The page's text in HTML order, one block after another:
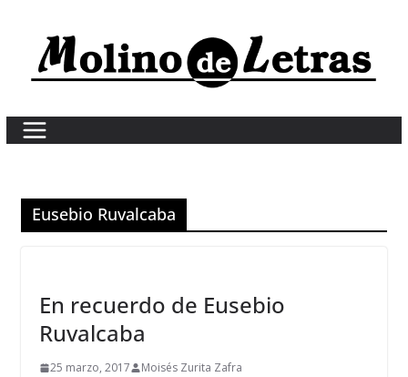
content
Eusebio Ruvalcaba
En recuerdo de Eusebio
Ruvalcaba
25 marzo, 2017 Moisés Zurita Zafra